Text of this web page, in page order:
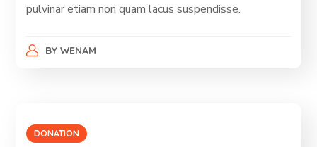
pulvinar etiam non quam lacus suspendisse.
BY WENAM
DONATION